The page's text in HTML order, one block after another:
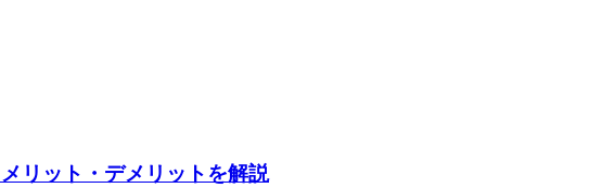
リット・デメリットを解説